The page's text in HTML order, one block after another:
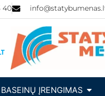
40
BASEINŲ ĮRENGIMAS